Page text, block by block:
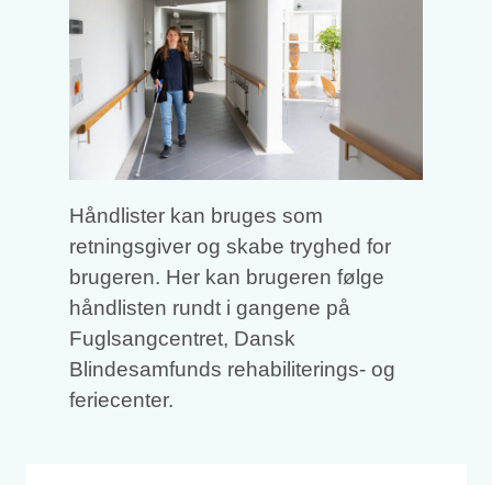
Håndlister kan bruges som
retningsgiver og skabe tryghed for
brugeren. Her kan brugeren følge
håndlisten rundt i gangene på
Fuglsangcentret, Dansk
Blindesamfunds rehabiliterings- og
feriecenter.